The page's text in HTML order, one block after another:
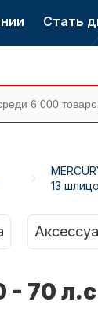
Стать
13
- 70